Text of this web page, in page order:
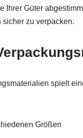
Ihrer Güter
sicher zu verpacken.
spielt
Größen